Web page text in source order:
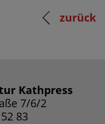
zurück
Kathpress
7/6/2
83